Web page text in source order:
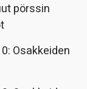
pörssin
Osakkeiden